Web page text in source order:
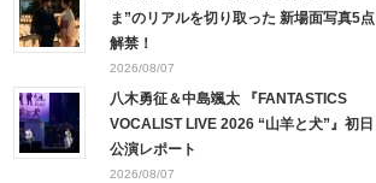
ま”のリアルを切り取った 新場面写真5点
解禁！
2026/08/07
八木勇征＆中島颯太 『FANTASTICS
VOCALIST LIVE 2026 “山羊と犬”』初日
公演レポート
2026/08/07